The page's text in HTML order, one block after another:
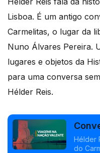
Lisboa. É um antigo
Carmelitas, o lugar da
Nuno Álvares Pereira.
lugares e objetos da
para uma conversa
Hélder Reis.
Hélder
do